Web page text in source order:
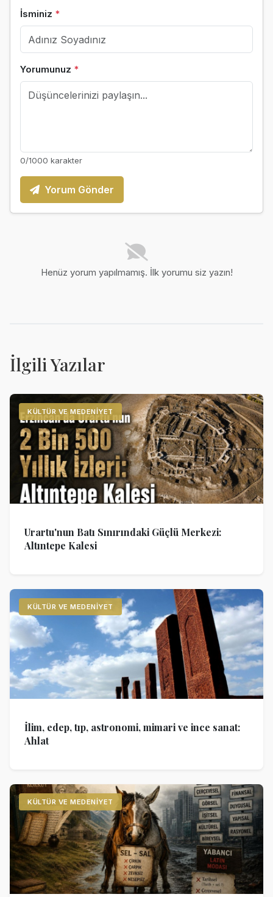
İsminiz *
Yorumunuz *
0/1000 karakter
Yorum Gönder
Henüz yorum yapılmamış. İlk yorumu siz yazın!
İlgili Yazılar
KÜLTÜR VE MEDENIYET
Urartu'nun Batı Sınırındaki Güçlü Merkezi:
Altıntepe Kalesi
KÜLTÜR VE MEDENIYET
İlim, edep, tıp, astronomi, mimari ve ince sanat:
Ahlat
KÜLTÜR VE MEDENIYET